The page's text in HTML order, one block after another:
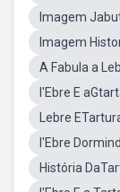
Imagem
Imagem
A Fabula a
l'Ebre E
Lebre
l'Ebre
História